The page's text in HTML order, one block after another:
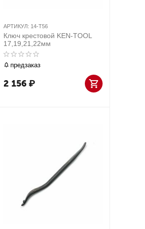
АРТИКУЛ: 14-T56
Ключ крестовой KEN-TOOL
17,19,21,22мм
предзаказ
2 156₽